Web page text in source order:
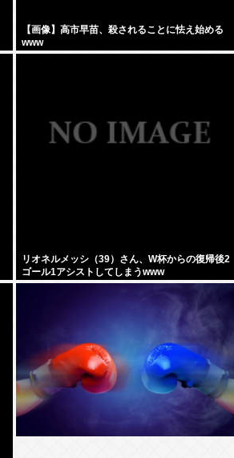
【画像】高市早苗、殺されることに怯え始める
www
リオネルメッシ（39）さん、W杯からの復帰後2
ゴール1アシストしてしまうwww